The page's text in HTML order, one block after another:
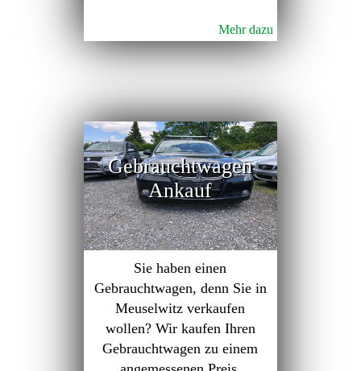
Mehr dazu
Gebrauchtwagen
Ankauf
Sie haben einen
Gebrauchtwagen, denn Sie in
Meuselwitz verkaufen
wollen? Wir kaufen Ihren
Gebrauchtwagen zu einem